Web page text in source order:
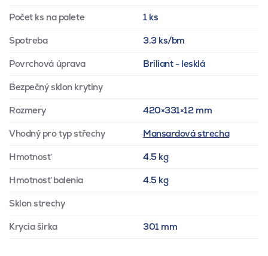
Počet ks na palete 1 ks
Spotreba 3.3 ks/bm
Povrchová úprava Briliant - lesklá
Bezpečný sklon krytiny
Rozmery 420×331×12 mm
Vhodný pro typ střechy Mansardová strecha
Hmotnosť 4.5 kg
Hmotnosť balenia 4.5 kg
Sklon strechy
Krycia šírka 301 mm